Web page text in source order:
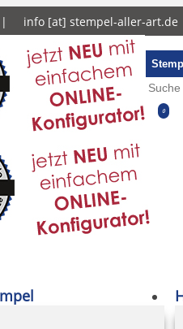
| info [at] stempel-aller-art.de
0